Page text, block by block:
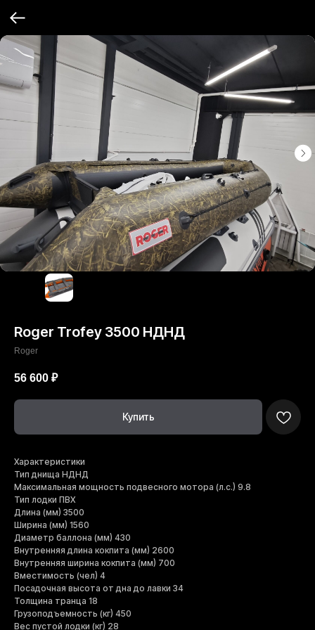
Roger Trofey 3500 НДНД
Roger
56 600 ₽
Купить
Характеристики
Тип днища НДНД
Максимальная мощность подвесного мотора (л.с.) 9.8
Тип лодки ПВХ
Длина (мм) 3500
Ширина (мм) 1560
Диаметр баллона (мм) 430
Внутренняя длина кокпита (мм) 2600
Внутренняя ширина кокпита (мм) 700
Вместимость (чел) 4
Посадочная высота от дна до лавки 34
Толщина транца 18
Грузоподъемность (кг) 450
Вес пустой лодки (кг) 28